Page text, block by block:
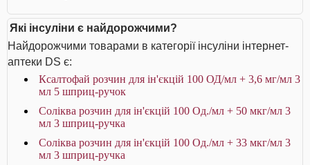
Які інсуліни є найдорожчими?
Найдорожчими товарами в категорії інсуліни інтернет-
аптеки DS є:
Ксалтофай розчин для ін'єкцій 100 ОД/мл + 3,6 мг/мл 3
мл 5 шприц-ручок
Соліква розчин для ін'єкцій 100 Од./мл + 50 мкг/мл 3
мл 3 шприц-ручка
Соліква розчин для ін'єкцій 100 Од./мл + 33 мкг/мл 3
мл 3 шприц-ручка